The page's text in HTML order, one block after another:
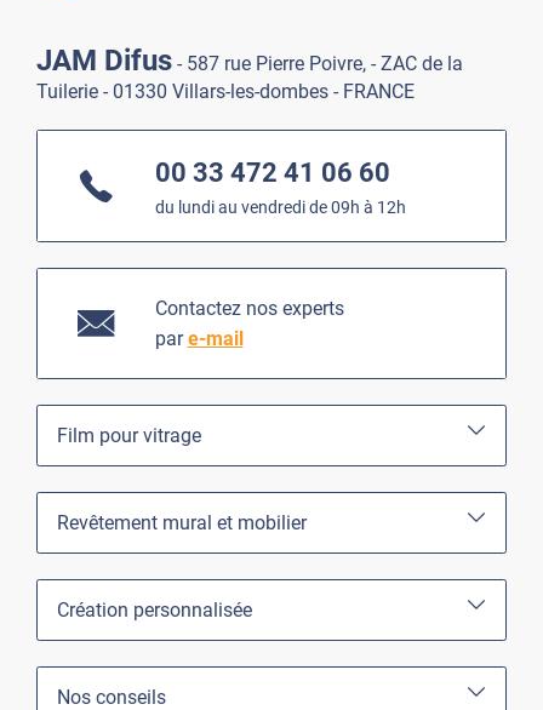
JAM Difus - 587 rue Pierre Poivre, - ZAC de la
Tuilerie - 01330 Villars-les-dombes - FRANCE
00 33 472 41 06 60
du lundi au vendredi de 09h à 12h
Contactez nos experts
pare-mail
Film pour vitrage
Revêtement mural et mobilier
Création personnalisée
Nos conseils